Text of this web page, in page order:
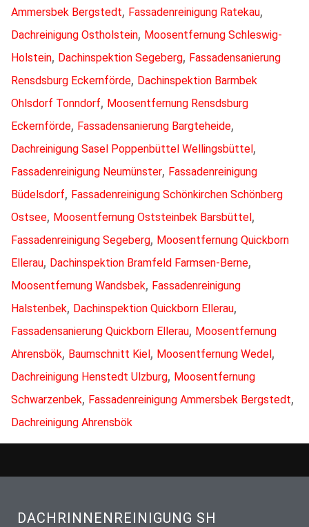
Ammersbek Bergstedt, Fassadenreinigung Ratekau,
Dachreinigung Ostholstein, Moosentfernung Schleswig-
Holstein, Dachinspektion Segeberg, Fassadensanierung
Rensdsburg Eckernförde, Dachinspektion Barmbek
Ohlsdorf Tonndorf, Moosentfernung Rensdsburg
Eckernförde, Fassadensanierung Bargteheide,
Dachreinigung Sasel Poppenbüttel Wellingsbüttel,
Fassadenreinigung Neumünster, Fassadenreinigung
Büdelsdorf, Fassadenreinigung Schönkirchen Schönberg
Ostsee, Moosentfernung Oststeinbek Barsbüttel,
Fassadenreinigung Segeberg, Moosentfernung Quickborn
Ellerau, Dachinspektion Bramfeld Farmsen-Berne,
Moosentfernung Wandsbek, Fassadenreinigung
Halstenbek, Dachinspektion Quickborn Ellerau,
Fassadensanierung Quickborn Ellerau, Moosentfernung
Ahrensbök, Baumschnitt Kiel, Moosentfernung Wedel,
Dachreinigung Henstedt Ulzburg, Moosentfernung
Schwarzenbek, Fassadenreinigung Ammersbek Bergstedt,
Dachreinigung Ahrensbök
DACHRINNENREINIGUNG SH